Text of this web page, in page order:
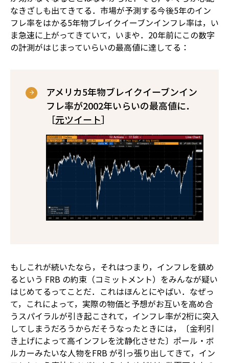
なきざしも出てきてる．市場が予測する今後5年のイン
フレ率をはかる5年物ブレイクイーブンインフレ率は，い
ま急速に上がってきていて，いまや．20年前にこの数字
の計測がはじまっていらいの最高値に達してる：
アメリカ5年物ブレイクイーブンイン
フレ率が2002年いらいの最高値に．
［元ツイート］
もしこれが続いたなら，それはつまり，インフレを鎮め
るという FRB の約束（コミットメント）をみんなが疑い
はじめてるってことだ．これはほんとにやばい．なぜっ
て，これによって，実際の物価と予想がお互いを高め合
うスパイラルが引き起こされて，インフレ率が2桁に突入
してしまうだろうからだ――そうなったときには，〔金利引
き上げによって高インフレを沈静化させた〕ポール・ボ
ルカーみたいな人物をFRB が引っ張り出してきて，イン